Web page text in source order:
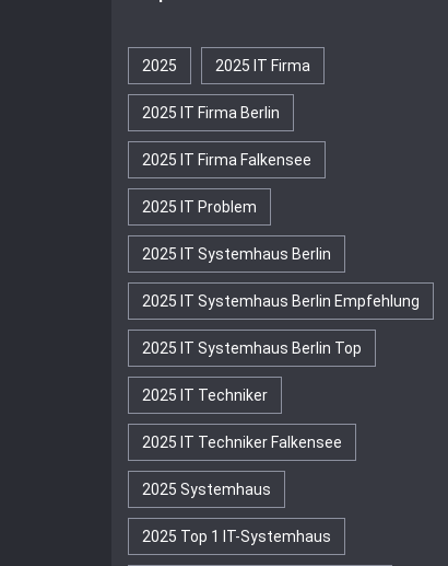
2025 2025 IT Firma
2025 IT Firma Berlin
2025 IT Firma Falkensee
2025 IT Problem
2025 IT Systemhaus Berlin
2025 IT Systemhaus Berlin Empfehlung
2025 IT Systemhaus Berlin Top
2025 IT Techniker
2025 IT Techniker Falkensee
2025 Systemhaus
2025 Top 1 IT-Systemhaus